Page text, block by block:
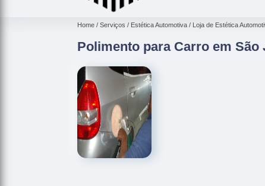
Home Serviços Estética Automotiva Loja de Estética
Polimento para Carro em São